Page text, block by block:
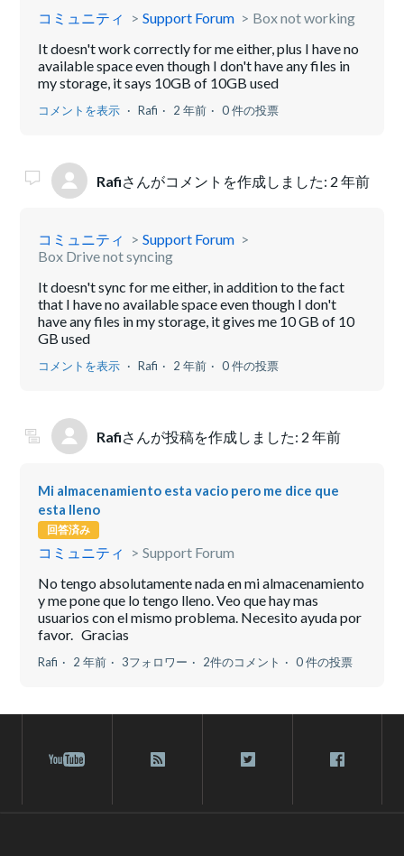
コミュニティ Support Forum
Box not working
It doesn't work correctly for me either, plus I have no
available space even though I don't have any files in
my storage, it says 10GB of 10GB used
コメントを表示 Rafi 2 年前 0 件の投票
Rafiさんがコメントを作成しました: 2 年前
コミュニティ
Support Forum
Box Drive not syncing
It doesn't sync for me either, in addition to the fact
that I have no available space even though I don't
have any files in my storage, it gives me 10 GB of 10
GB used
コメントを表示 Rafi 2 年前 0 件の投票
Rafiさんが投稿を作成しました: 2 年前
Mi almacenamiento esta vacio pero me dice que
esta lleno
回答済み
コミュニティ
Support Forum
No tengo absolutamente nada en mi almacenamiento
y me pone que lo tengo lleno. Veo que hay mas
usuarios con el mismo problema. Necesito ayuda por
favor. Gracias
Rafi 2 年前 3フォロワー 2件のコメント 0 件の投票